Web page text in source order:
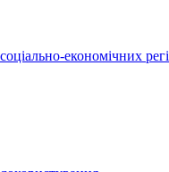
економічних